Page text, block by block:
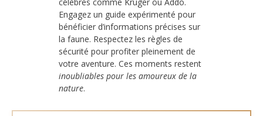
Engagez un guide expérimenté pour
bénéficier d’informations précises sur
la faune. Respectez les règles de
sécurité pour profiter pleinement de
votre aventure. Ces moments restent
inoubliables pour les amoureux de la
nature.